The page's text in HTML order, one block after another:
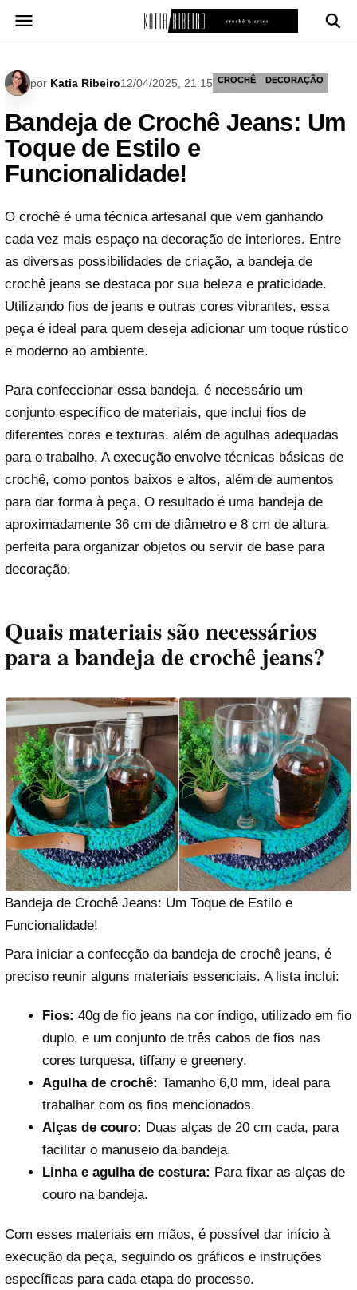
para
por Katia Ribeiro12/04/2025, 21:15 CROCHÊ DECORAÇÃO
Bandeja de Crochê Jeans: Um
Toque de Estilo e
Funcionalidade!
O crochê é uma técnica artesanal que vem ganhando
cada vez mais espaço na decoração de interiores. Entre
as diversas possibilidades de criação, a bandeja de
crochê jeans se destaca por sua beleza e praticidade.
Utilizando fios de jeans e outras cores vibrantes, essa
peça é ideal para quem deseja adicionar um toque rústico
e moderno ao ambiente.
Para confeccionar essa bandeja, é necessário um
conjunto específico de materiais, que inclui fios de
diferentes cores e texturas, além de agulhas adequadas
para o trabalho. A execução envolve técnicas básicas de
crochê, como pontos baixos e altos, além de aumentos
para dar forma à peça. O resultado é uma bandeja de
aproximadamente 36 cm de diâmetro e 8 cm de altura,
perfeita para organizar objetos ou servir de base para
decoração.
Quais materiais são necessários
para a bandeja de crochê jeans?
Bandeja de Crochê Jeans: Um Toque de Estilo e
Funcionalidade!
Para iniciar a confecção da bandeja de crochê jeans, é
preciso reunir alguns materiais essenciais. A lista inclui:
Fios: 40g de fio jeans na cor índigo, utilizado em fio
duplo, e um conjunto de três cabos de fios nas
cores turquesa, tiffany e greenery.
Agulha de crochê: Tamanho 6,0 mm, ideal para
trabalhar com os fios mencionados.
Alças de couro: Duas alças de 20 cm cada, para
facilitar o manuseio da bandeja.
Linha e agulha de costura: Para fixar as alças de
couro na bandeja.
Com esses materiais em mãos, é possível dar início à
execução da peça, seguindo os gráficos e instruções
específicas para cada etapa do processo.